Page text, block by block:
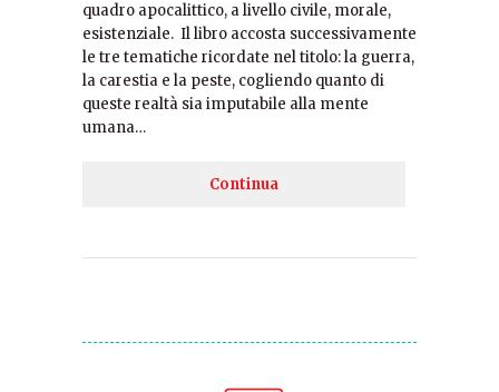
quadro apocalittico, a livello civile, morale,
esistenziale. Il libro accosta successivamente
le tre tematiche ricordate nel titolo: la guerra,
la carestia e la peste, cogliendo quanto di
queste realtà sia imputabile alla mente
umana…
Continua